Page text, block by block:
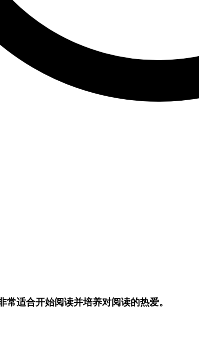
适合开始阅读并培养对阅读的热爱。